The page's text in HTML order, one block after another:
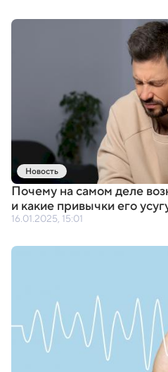
Новость
Почему на самом деле
и какие привычки его
16.01.2025, 15:01